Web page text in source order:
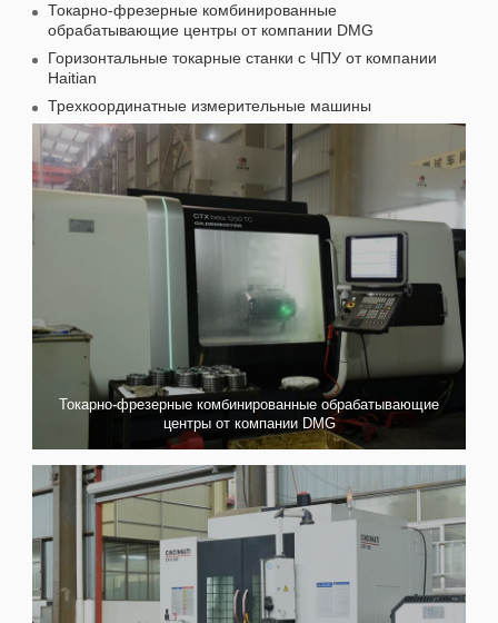
Токарно-фрезерные комбинированные
обрабатывающие центры от компании DMG
Горизонтальные токарные станки с ЧПУ от компании
Haitian
Трехкоординатные измерительные машины
Токарно-фрезерные комбинированные обрабатывающие
центры от компании DMG